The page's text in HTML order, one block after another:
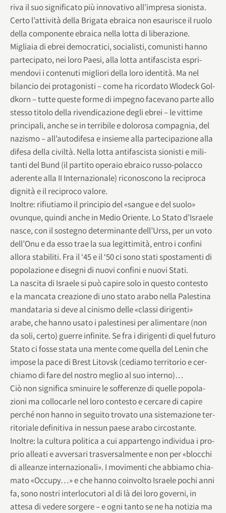
riva il suo signi­fi­cato più inno­va­tivo all’impresa sionista.
Certo l’attività della Bri­gata ebraica non esau­ri­sce il ruolo
della com­po­nente ebraica nella lotta di liberazione.
Migliaia di ebrei demo­cra­tici, socia­li­sti, comu­ni­sti hanno
par­te­ci­pato, nei loro Paesi, alla lotta anti­fa­sci­sta espri­
men­dovi i con­te­nuti migliori della loro iden­tità. Ma nel
bilan­cio dei pro­ta­go­ni­sti – come ha ricor­dato Wlo­deck Gol­
d­korn – tutte que­ste forme di impe­gno face­vano parte allo
stesso titolo della riven­di­ca­zione degli ebrei – le vit­time
prin­ci­pali, anche se in ter­ri­bile e dolo­rosa com­pa­gnia, del
nazi­smo – all’autodifesa e insieme alla par­te­ci­pa­zione alla
difesa della civiltà. Nella lotta anti­fa­sci­sta sio­ni­sti e mili­
tanti del Bund (il par­tito ope­raio ebraico russo-polacco
ade­rente alla II Inter­na­zio­nale) rico­no­scono la reci­proca
dignità e il reci­proco valore.
Inol­tre: rifiu­tiamo il prin­ci­pio del «san­gue e del suolo»
ovun­que, quindi anche in Medio Oriente. Lo Stato d’Israele
nasce, con il soste­gno deter­mi­nante dell’Urss, per un voto
dell’Onu e da esso trae la sua legit­ti­mità, entro i con­fini
allora sta­bi­liti. Fra il ‘45 e il ‘50 ci sono stati spo­sta­menti di
popo­la­zione e dise­gni di nuovi con­fini e nuovi Stati.
La nascita di Israele si può capire solo in que­sto con­te­sto
e la man­cata crea­zione di uno stato arabo nella Pale­stina
man­da­ta­ria si deve al cini­smo delle «classi diri­genti»
arabe, che hanno usato i pale­sti­nesi per ali­men­tare (non
da soli, certo) guerre infi­nite. Se fra i diri­genti di quel futuro
Stato ci fosse stata una mente come quella del Lenin che
impose la pace di Brest Lito­vsk (cediamo ter­ri­to­rio e cer­
chiamo di fare del nostro meglio al suo interno)…
Ciò non signi­fica smi­nuire le sof­fe­renze di quelle popo­la­
zioni ma col­lo­carle nel loro con­te­sto e cer­care di capire
per­ché non hanno in seguito tro­vato una siste­ma­zione ter­
ri­to­riale defi­ni­tiva in nes­sun paese arabo circostante.
Inol­tre: la cul­tura poli­tica a cui appar­tengo indi­vi­dua i pro­
prio alleati e avver­sari tra­sver­sal­mente e non per «bloc­chi
di alleanze inter­na­zio­nali». I movi­menti che abbiamo chia­
mato «Occupy…» e che hanno coin­volto Israele pochi anni
fa, sono nostri inter­lo­cu­tori al di là dei loro governi, in
attesa di vedere sor­gere – e ogni tanto se ne ha noti­zia ma